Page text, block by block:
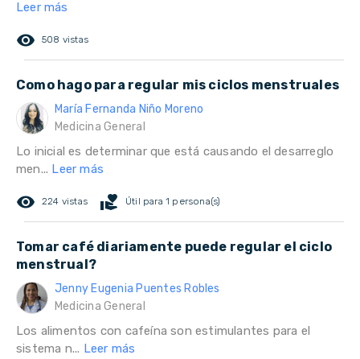
Leer más
remove_red_eye 508 vistas
Como hago para regular mis ciclos menstruales
María Fernanda Niño Moreno
Medicina General
Lo inicial es determinar que está causando el desarreglo
men... Leer más
remove_red_eye 224 vistas volunteer_activism Útil para 1 persona(s)
Tomar café diariamente puede regular el ciclo
menstrual?
Jenny Eugenia Puentes Robles
Medicina General
Los alimentos con cafeína son estimulantes para el
sistema n... Leer más